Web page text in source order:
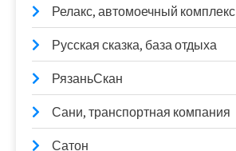
Релакс, автомоечный комплекс
Русская сказка, база отдыха
РязаньСкан
Сани, транспортная компания
Сатон